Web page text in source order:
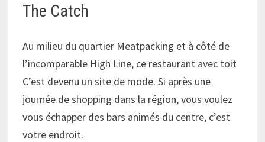
The Catch
Au milieu du quartier Meatpacking et à côté de
l’incomparable High Line, ce restaurant avec toit
C’est devenu un site de mode. Si après une
journée de shopping dans la région, vous voulez
vous échapper des bars animés du centre, c’est
votre endroit.